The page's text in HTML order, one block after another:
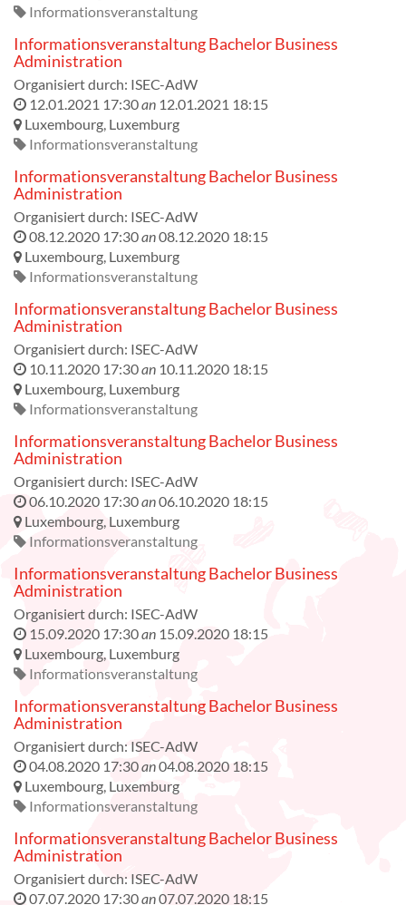
Informationsveranstaltung
Informationsveranstaltung Bachelor Business
Administration
Organisiert durch: ISEC-AdW
12.01.2021 17:30an 12.01.2021 18:15
Luxembourg, Luxemburg
Informationsveranstaltung
Informationsveranstaltung Bachelor Business
Administration
Organisiert durch: ISEC-AdW
08.12.2020 17:30an08.12.2020 18:15
Luxembourg, Luxemburg
Informationsveranstaltung
Informationsveranstaltung Bachelor Business
Administration
Organisiert durch: ISEC-AdW
10.11.2020 17:30an 10.11.2020 18:15
Luxembourg, Luxemburg
Informationsveranstaltung
Informationsveranstaltung Bachelor Business
Administration
Organisiert durch: ISEC-AdW
06.10.2020 17:30an06.10.2020 18:15
Luxembourg, Luxemburg
Informationsveranstaltung
Informationsveranstaltung Bachelor Business
Administration
Organisiert durch: ISEC-AdW
15.09.2020 17:30an 15.09.2020 18:15
Luxembourg, Luxemburg
Informationsveranstaltung
Informationsveranstaltung Bachelor Business
Administration
Organisiert durch: ISEC-AdW
04.08.2020 17:30an04.08.2020 18:15
Luxembourg, Luxemburg
Informationsveranstaltung
Informationsveranstaltung Bachelor Business
Administration
Organisiert durch: ISEC-AdW
07.07.2020 17:30an07.07.2020 18:15